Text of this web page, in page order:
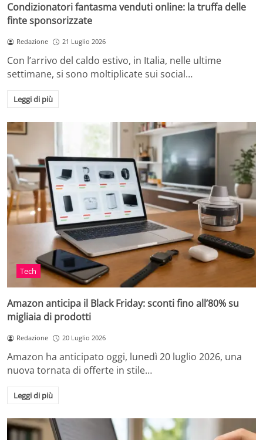
Condizionatori fantasma venduti online: la truffa delle
finte sponsorizzate
Redazione 21 Luglio 2026
Con l’arrivo del caldo estivo, in Italia, nelle ultime
settimane, si sono moltiplicate sui social…
Leggi di più
Tech
Amazon anticipa il Black Friday: sconti fino all’80% su
migliaia di prodotti
Redazione 20 Luglio 2026
Amazon ha anticipato oggi, lunedì 20 luglio 2026, una
nuova tornata di offerte in stile…
Leggi di più